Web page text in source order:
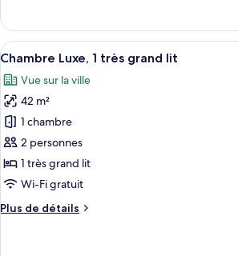
le
type
de
Chambre
Double
Deluxe
Afficher
toutes
les
photos
pour
ce
type
de
chambre :
Chambre
Une
7
Chambre Luxe, 1 très grand lit
Vue sur la ville
42 m²
1 chambre
2 personnes
1 très grand lit
Wi-Fi gratuit
Plus de détails
Plus